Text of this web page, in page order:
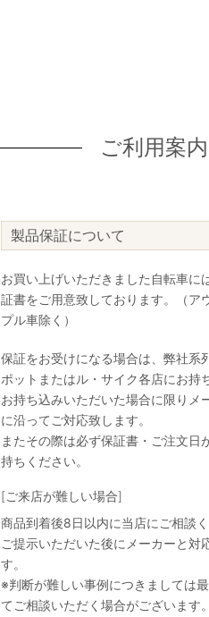
ご利用案内
製品保証について
お買い上げいただきました自転車に
証書をご用意致しております。（ア
プル車除く）
保証をお受けになる場合は、弊社系
ポットまたはル・サイク各店にお持
お持ち込みいただいた場合に限りメ
に沿ってご対応致します。
またその際は必ず保証書・ご注文日
持ちください。
[ご来店が難しい場合]
商品到着後8日以内に当店にご相談
ご提示いただいた後にメーカーと対
す。
※判断が難しい事例につきましては
てご相談いただく場合がございます。